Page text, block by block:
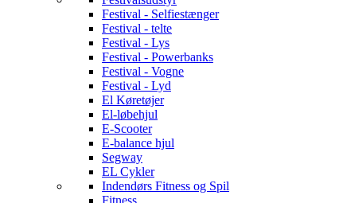
Festival - Selfiestænger
Festival - telte
Festival - Lys
Festival - Powerbanks
Festival - Vogne
Festival - Lyd
El Køretøjer
El-løbehjul
E-Scooter
E-balance hjul
Segway
EL Cykler
Indendørs Fitness og Spil
Fitness